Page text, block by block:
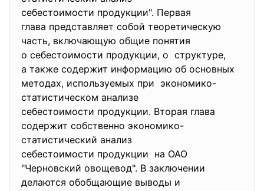
себестоимости продукции". Первая
глава представляет собой теоретическую
часть, включающую общие понятия
о себестоимости продукции, о структуре,
а также содержит информацию об основных
методах, используемых при экономико-
статистическом анализе
себестоимости продукции. Вторая глава
содержит собственно экономико-
статистический анализ
себестоимости продукции на ОАО
"Черновский овощевод". В заключении
делаются обобщающие выводы и